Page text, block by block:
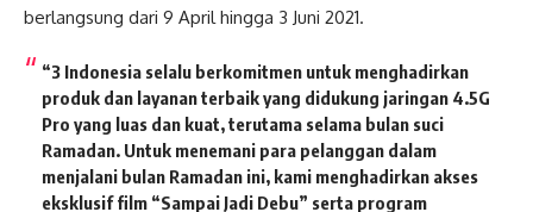
berlangsung dari 9 April hingga 3 Juni 2021.
“3 Indonesia selalu berkomitmen untuk menghadirkan
produk dan layanan terbaik yang didukung jaringan 4.5G
Pro yang luas dan kuat, terutama selama bulan suci
Ramadan. Untuk menemani para pelanggan dalam
menjalani bulan Ramadan ini, kami menghadirkan akses
eksklusif film “Sampai Jadi Debu” serta program